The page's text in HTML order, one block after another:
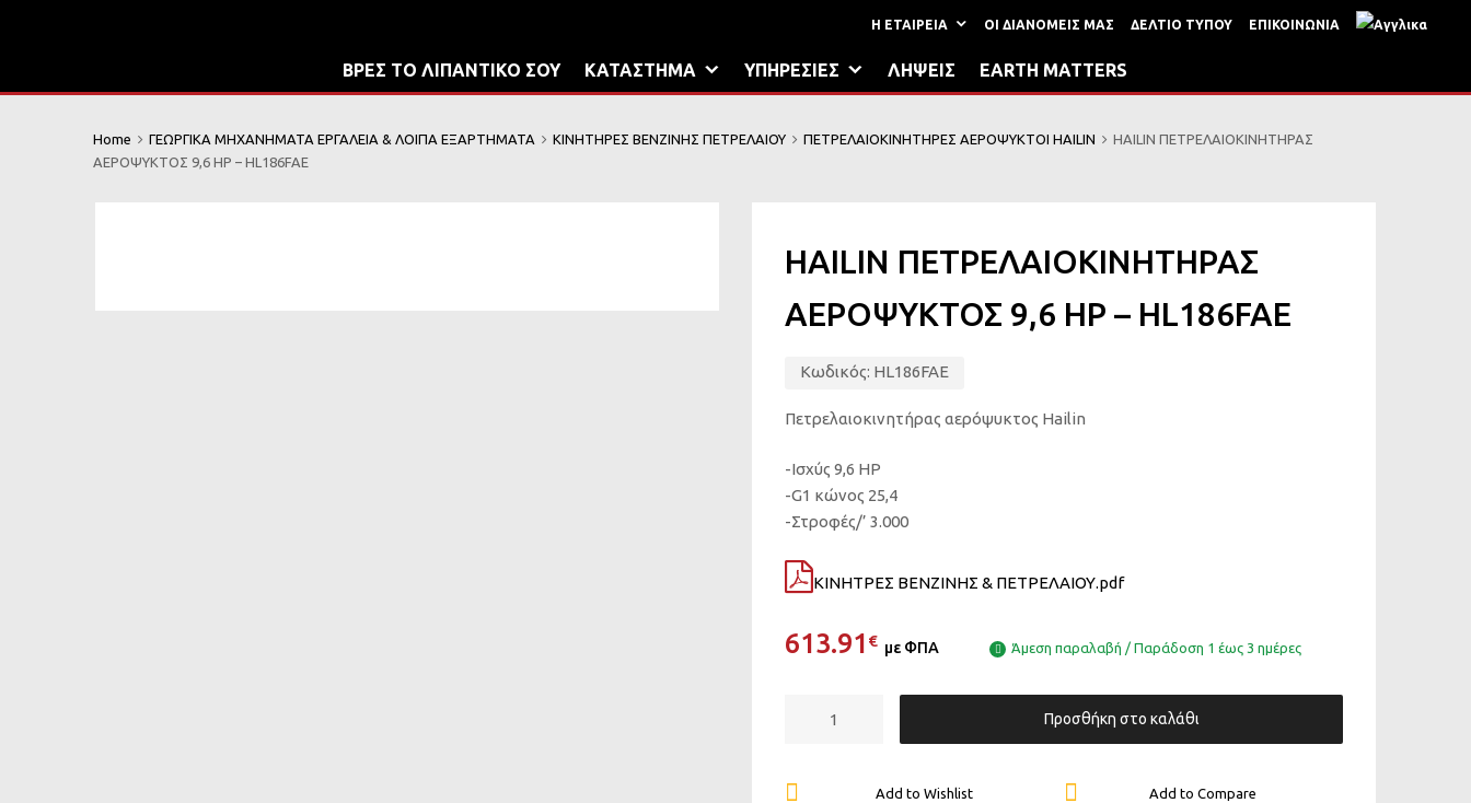
Η ΕΤΑΙΡΕΙΑ ΟΙ ΔΙΑΝΟΜΕΙΣ ΜΑΣ ΔΕΛΤΙΟ ΤΥΠΟΥ ΕΠΙΚΟΙΝΩΝΙΑ
ΒΡΕΣ ΤΟ ΛΙΠΑΝΤΙΚΟ ΣΟΥ ΚΑΤΑΣΤΗΜΑ ΥΠΗΡΕΣΙΕΣ ΛΗΨΕΙΣ EARTH MATTERS
Home ΓΕΩΡΓΙΚΑ ΜΗΧΑΝΗΜΑΤΑ ΕΡΓΑΛΕΙΑ & ΛΟΙΠΑ ΕΞΑΡΤΗΜΑΤΑ ΚΙΝΗΤΗΡΕΣ ΒΕΝΖΙΝΗΣ ΠΕΤΡΕΛΑΙΟΥ ΠΕΤΡΕΛΑΙΟΚΙΝΗΤΗΡΕΣ ΑΕΡΟΨΥΚΤΟΙ HAILIN
HAILIN ΠΕΤΡΕΛΑΙΟΚΙΝΗΤΗΡΑΣ
ΑΕΡΟΨΥΚΤΟΣ 9,6 HP – HL186FAE
HAILIN ΠΕΤΡΕΛΑΙΟΚΙΝΗΤΗΡΑΣ
ΑΕΡΟΨΥΚΤΟΣ 9,6 HP – HL186FAE
Κωδικός: HL186FAE
Πετρελαιοκινητήρας αερόψυκτος Hailin
-Ισχύς 9,6 HP
-G1 κώνος 25,4
-Στροφές/’ 3.000
ΚΙΝΗΤΡΕΣ ΒΕΝΖΙΝΗΣ & ΠΕΤΡΕΛΑΙΟΥ.pdf
613.91 € με ΦΠΑ Άμεση παραλαβή / Παράδοση 1 έως 3 ημέρες
Προσθήκη στο καλάθι
Add to Compare
Add to Wishlist